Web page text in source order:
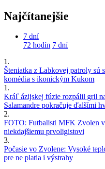
Najčítanejšie
7 dní
72 hodín 7 dní
1.
Šteniatka z Labkovej patroly sú
komédia s ikonickým Kukom
1.
Kráľ ázijskej fúzie rozpálil gril
Salamandre pokračuje ďalšími
2.
FOTO: Futbalisti MFK Zvolen
niekdajšiemu prvoligistovi
3.
Počasie vo Zvolene: Vysoké
pre ne platia i výstrahy